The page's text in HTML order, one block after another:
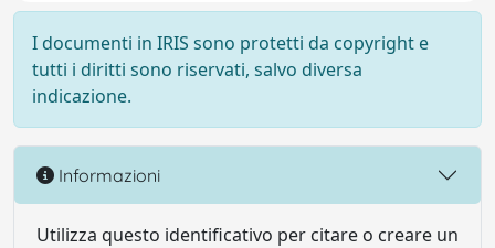
I documenti in IRIS sono protetti da copyright e
tutti i diritti sono riservati, salvo diversa
indicazione.
Informazioni
Utilizza questo identificativo per citare o creare un